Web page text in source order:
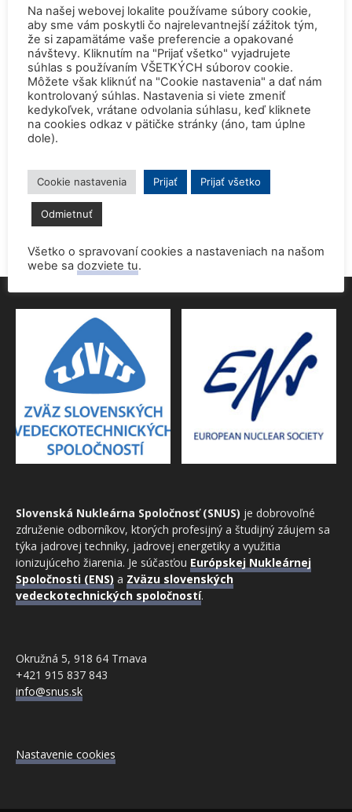
Palivo v Mochovciach 4: Slovensko upevňuje pozíciu medzi
jadrovou špičkou Európy
2. júla 2026
Startup Helion získal stámilióny na fúznu elektráreň pre
Microsoft
15. júna 2026
Prednáška o jadrovej energetike zaujala študentov aj
9. júna 2026
Povolenie jadrového dozoru pre 4.blok EMO
9. júna 2026
Slovenská Nukleárna Spoločnosť (SNUS) je dobrovoľné
združenie odborníkov, ktorých profesijný a študijný záujem sa
týka jadrovej techniky, jadrovej energetiky a využitia
ionizujúceho žiarenia. Je súčasťou Európskej Nukleárnej
Spoločnosti (ENS) a Zväzu slovenských
vedeckotechnických spoločností.
Okružná 5, 918 64 Trnava
+421 915 837 843
info@snus.sk
Nastavenie cookies
Na našej webovej lokalite používame súbory cookie,
aby sme vám poskytli čo najrelevantnejší zážitok tým,
že si zapamätáme vaše preferencie a opakované
návštevy. Kliknutím na "Prijať všetko" vyjadrujete
súhlas s používaním VŠETKÝCH súborov cookie.
Môžete však kliknúť na "Cookie nastavenia" a dať nám
kontrolovaný súhlas. Nastavenia si viete zmeniť
kedykoľvek, vrátane odvolania súhlasu, keď kliknete
na cookies odkaz v pätičke stránky (áno, tam úplne
dole).
Cookie nastavenia Prijať Prijať všetko
Odmietnuť
Všetko o spravovaní cookies a nastaveniach na našom
webe sa dozviete tu.